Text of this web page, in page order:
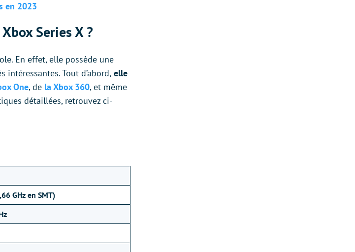
en 2023
Series X ?
En effet, elle possède une
Tout d’abord, elle
One, de la Xbox 360, et même
détaillées, retrouvez ci-
GHz en SMT)